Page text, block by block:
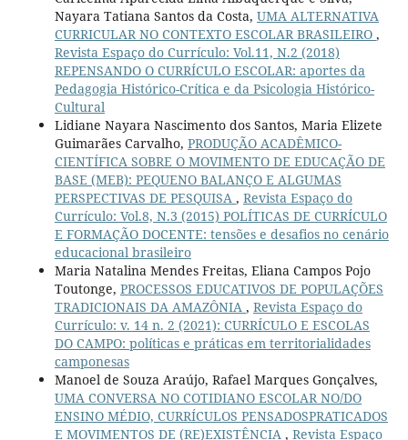
Nayara Tatiana Santos da Costa, UMA ALTERNATIVA
CURRICULAR NO CONTEXTO ESCOLAR BRASILEIRO ,
Revista Espaço do Currículo: Vol.11, N.2 (2018)
REPENSANDO O CURRÍCULO ESCOLAR: aportes da
Pedagogia Histórico-Crítica e da Psicologia Histórico-
Cultural
Lidiane Nayara Nascimento dos Santos, Maria Elizete
Guimarães Carvalho, PRODUÇÃO ACADÊMICO-
CIENTÍFICA SOBRE O MOVIMENTO DE EDUCAÇÃO DE
BASE (MEB): PEQUENO BALANÇO E ALGUMAS
PERSPECTIVAS DE PESQUISA , Revista Espaço do
Currículo: Vol.8, N.3 (2015) POLÍTICAS DE CURRÍCULO
E FORMAÇÃO DOCENTE: tensões e desafios no cenário
educacional brasileiro
Maria Natalina Mendes Freitas, Eliana Campos Pojo
Toutonge, PROCESSOS EDUCATIVOS DE POPULAÇÕES
TRADICIONAIS DA AMAZÔNIA , Revista Espaço do
Currículo: v. 14 n. 2 (2021): CURRÍCULO E ESCOLAS
DO CAMPO: políticas e práticas em territorialidades
camponesas
Manoel de Souza Araújo, Rafael Marques Gonçalves,
UMA CONVERSA NO COTIDIANO ESCOLAR NO/DO
ENSINO MÉDIO, CURRÍCULOS PENSADOSPRATICADOS
E MOVIMENTOS DE (RE)EXISTÊNCIA , Revista Espaço